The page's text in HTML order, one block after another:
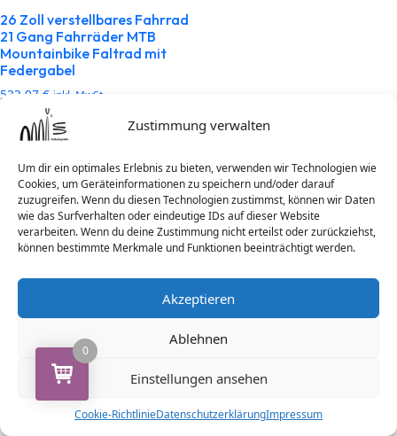
Zustimmung verwalten
Um dir ein optimales Erlebnis zu bieten, verwenden wir Technologien wie
Cookies, um Geräteinformationen zu speichern und/oder darauf
zuzugreifen. Wenn du diesen Technologien zustimmst, können wir Daten
wie das Surfverhalten oder eindeutige IDs auf dieser Website
verarbeiten. Wenn du deine Zustimmung nicht erteilst oder zurückziehst,
können bestimmte Merkmale und Funktionen beeinträchtigt werden.
Akzeptieren
Ablehnen
Einstellungen ansehen
Cookie-RichtlinieDatenschutzerklärungImpressum
26 Zoll verstellbares Fahrrad
21 Gang Fahrräder MTB
Mountainbike Faltrad mit
Federgabel
533,97 € inkl. MwSt
zzgl. Versandkosten
Ausführung wählen
Search
Archives
Dezember 2024
0